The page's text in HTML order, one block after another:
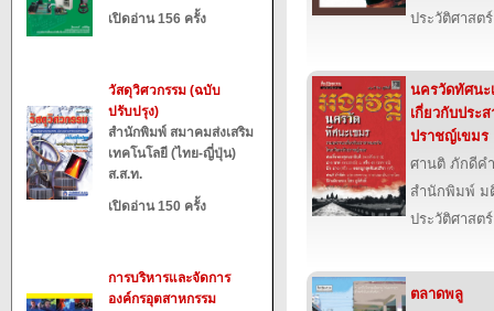
เปิดอ่าน 156 ครั้ง
วัสดุวิศวกรรม (ฉบับ
ปรับปรุง)
สำนักพิมพ์ สมาคมส่งเสริม
เทคโนโลยี (ไทย-ญี่ปุ่น)
ส.ส.ท.
เปิดอ่าน 150 ครั้ง
การบริหารและจัดการ
องค์กรอุตสาหกรรม
ประวัติศาสต
นครวัดทัศนะ
เกี่ยวกับประ
ปราชญ์เขมร
ศานติ ภักดีค
สำนักพิมพ์ ม
ประวัติศาสต
ตลาดพลู